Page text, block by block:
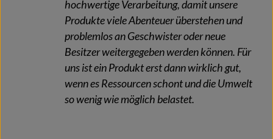
hochwertige Verarbeitung, damit unsere
Produkte viele Abenteuer überstehen und
problemlos an Geschwister oder neue
Besitzer weitergegeben werden können. Für
uns ist ein Produkt erst dann wirklich gut,
wenn es Ressourcen schont und die Umwelt
so wenig wie möglich belastet.